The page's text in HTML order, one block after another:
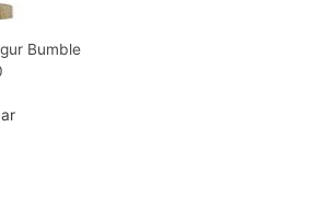
Bumble